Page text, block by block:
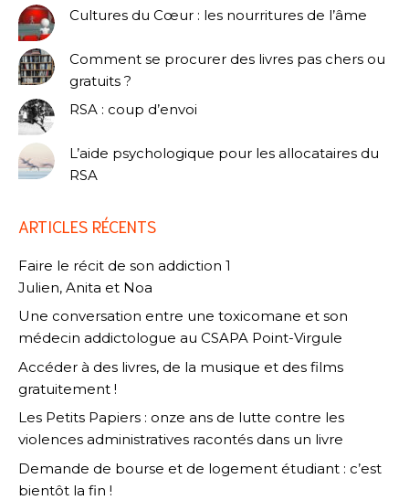
Cultures du Cœur : les nourritures de l’âme
Comment se procurer des livres pas chers ou
gratuits ?
RSA : coup d’envoi
L’aide psychologique pour les allocataires du
RSA
ARTICLES RÉCENTS
Faire le récit de son addiction 1
Julien, Anita et Noa
Une conversation entre une toxicomane et son
médecin addictologue au CSAPA Point-Virgule
Accéder à des livres, de la musique et des films
gratuitement !
Les Petits Papiers : onze ans de lutte contre les
violences administratives racontés dans un livre
Demande de bourse et de logement étudiant : c’est
bientôt la fin !